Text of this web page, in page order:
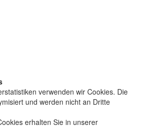
verwenden wir Cookies. Die
und werden nicht an Dritte
erhalten Sie in unserer